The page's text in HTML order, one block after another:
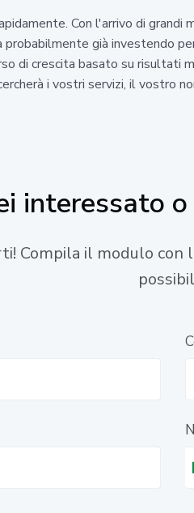
Con l'arrivo di
già investendo
di crescita basato su risultati
i vostri servizi, il vostro
interessato
Compila il modulo